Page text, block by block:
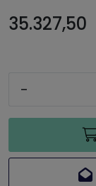
35.327,50
-